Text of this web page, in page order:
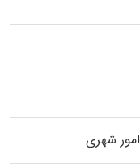
شهری